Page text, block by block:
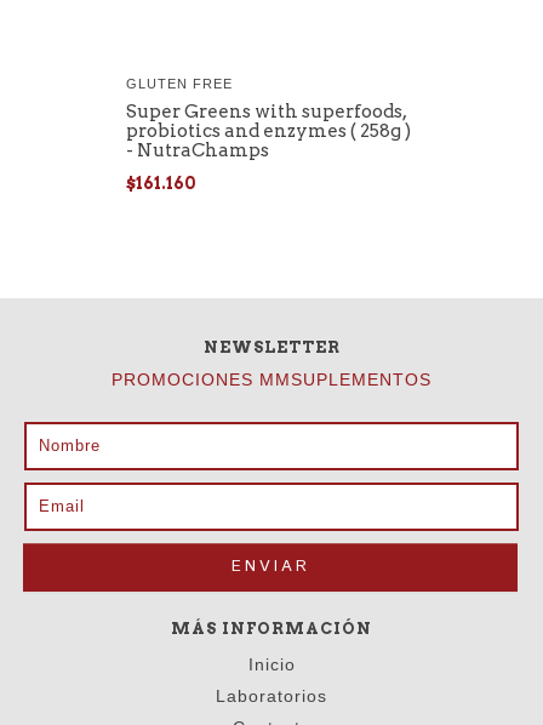
GLUTEN FREE
Super Greens with superfoods,
probiotics and enzymes ( 258g )
- NutraChamps
$161.160
NEWSLETTER
PROMOCIONES MMSUPLEMENTOS
MÁS INFORMACIÓN
Inicio
Laboratorios